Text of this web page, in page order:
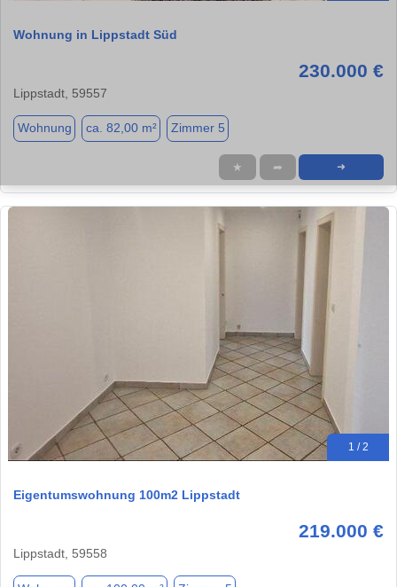
Wohnung in Lippstadt Süd
230.000 €
Lippstadt, 59557
Wohnung ca. 82,00 m² Zimmer 5
★ ➦ ➜
1 / 2
Eigentumswohnung 100m2 Lippstadt
219.000 €
Lippstadt, 59558